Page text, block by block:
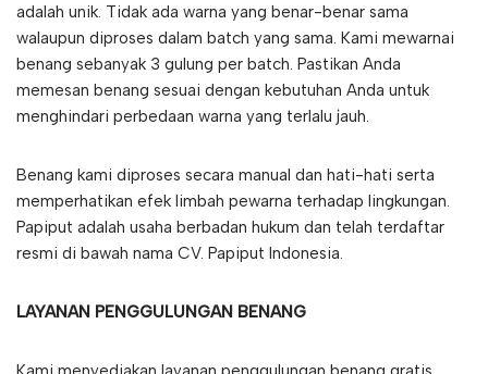
adalah unik. Tidak ada warna yang benar-benar sama
walaupun diproses dalam batch yang sama. Kami mewarnai
benang sebanyak 3 gulung per batch. Pastikan Anda
memesan benang sesuai dengan kebutuhan Anda untuk
menghindari perbedaan warna yang terlalu jauh.
Benang kami diproses secara manual dan hati-hati serta
memperhatikan efek limbah pewarna terhadap lingkungan.
Papiput adalah usaha berbadan hukum dan telah terdaftar
resmi di bawah nama CV. Papiput Indonesia.
LAYANAN PENGGULUNGAN BENANG